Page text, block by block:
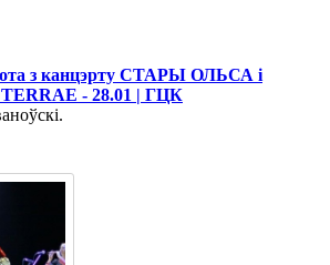
з канцэрту СТАРЫ ОЛЬСА i
- 28.01 | ГЦК